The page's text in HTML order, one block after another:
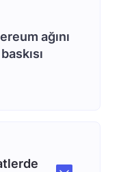
ağını